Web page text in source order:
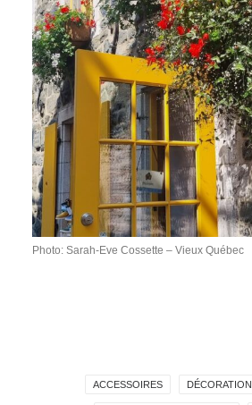
Photo: Sarah-Eve Cossette – Vieux Québec
ACCESSOIRES